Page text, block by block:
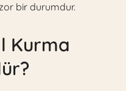
bir durumdur.
Kurma